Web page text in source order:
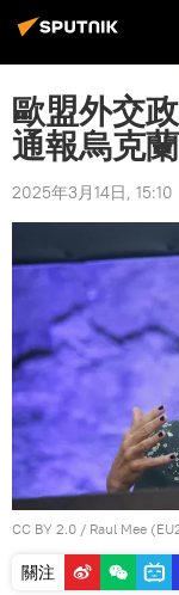
歐盟外交
通報烏克
2025年3月14日, 15:10
CC BY 2.0 / Raul Mee
關注